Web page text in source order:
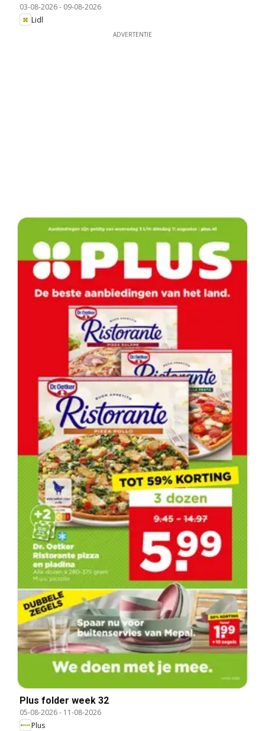
03-08-2026- 09-08-2026
Lidl
ADVERTENTIE
Plus folder week 32
05-08-2026- 11-08-2026
Plus